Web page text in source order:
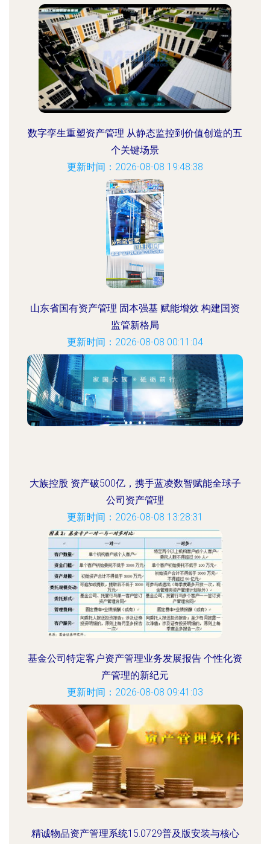
数字孪生重塑资产管理 从静态监控到价值创造的五
个关键场景
更新时间：2026-08-08 19:48:38
山东省国有资产管理 固本强基 赋能增效 构建国资
监管新格局
更新时间：2026-08-08 00:11:04
大族控股 资产破500亿，携手蓝凌数智赋能全球子
公司资产管理
更新时间：2026-08-08 13:28:31
基金公司特定客户资产管理业务发展报告 个性化资
产管理的新纪元
更新时间：2026-08-08 09:41:03
精诚物品资产管理系统15.0729普及版安装与核心